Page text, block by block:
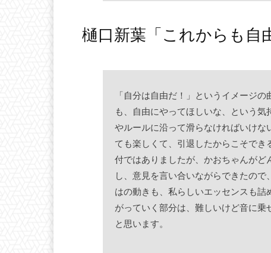
樋口新葉「これからも自
「自分は自由だ！」というイメージ
も、自由にやってほしいな、という
やルールに沿って滑らなければいけな
ても楽しくて、引退したからこそでき
付ではありましたが、かおちゃんが
し、意見を言い合いながらできたの
はの動きも、私らしいエッセンスも
がっていく部分は、難しいけど音に
と思います。